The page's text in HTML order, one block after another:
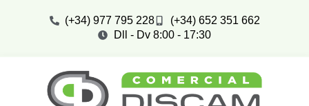
(+34) 977 795 228
(+34) 652 351 662
Dll - Dv 8:00 - 17:30